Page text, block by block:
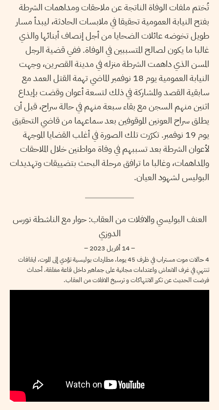
تُختم ملفات الوفاة الناتجة عن ملاحقات ومداهمات الشرطة
بفتح النيابة العمومية تحقيقا في ملابسات الحادثة، ليبدأ مسار
طويل تخوضه عائلات الضحايا من أجل إنصاف أبنائها والذي
غالبا ما يكون لصالح المتسببين في الوفاة. ففي قضية الرجل
المسن الذي داهمت الشرطة منزله في مدينة القصرين، وجهت
النيابة العمومية يوم 18 نوفمبر الماضي تهمة القتل العمد مع
سابقية القصد والمشاركة في ذلك لتسعة أعوان وقضت بإيداع
اثنين منهم السجن مع بقاء سبعة منهم في حالة سراح، قبل أن
يطلق سراح العونين الموقوفين بعد سماعهما من قاضي التحقيق
يوم 19 نوفمبر. تكرّرت تلك الصورة في أغلب القضايا الموجهة
لأعوان الشرطة بعد تسببهم في وفاة مواطنين خلال الملاحقات
والمداهمات، وغالبا ما ترافق مرحلة البحث بتضييقات وتهديدات
البوليس لشهود العيان.
العنف البوليسي والافلات من العقاب: حوار مع الناشطة نورس
الدوزي
– 14 أفريل 2023 –
4 حالات موت مستراب في ظرف 45 يوما، مطاردات بوليسية تؤدي إلى الموت، ايقافات
تنتهي في غرف الانعاش واعتداءات مجانية على جماهير داخل قاعة مغلقة. أحداث
فرضت الحديث عن تكرر الانتهاكات و ترسيخ الافلات من العقاب.